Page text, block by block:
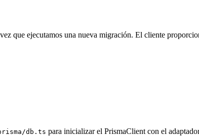
que ejecutamos una nueva migración. El cliente
db.ts para inicializar el PrismaClient con el